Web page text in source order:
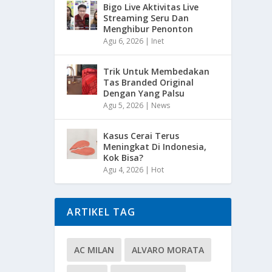
Bigo Live Aktivitas Live
Streaming Seru Dan
Menghibur Penonton
Agu 6, 2026 | Inet
Trik Untuk Membedakan
Tas Branded Original
Dengan Yang Palsu
Agu 5, 2026 | News
Kasus Cerai Terus
Meningkat Di Indonesia,
Kok Bisa?
Agu 4, 2026 | Hot
ARTIKEL TAG
AC MILAN ALVARO MORATA